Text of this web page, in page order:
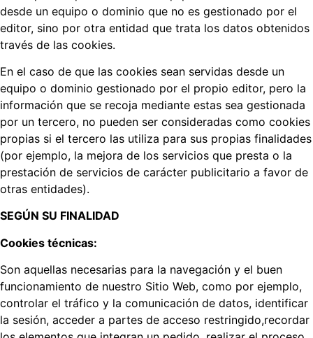
desde un equipo o dominio que no es gestionado por el
editor, sino por otra entidad que trata los datos obtenidos
través de las cookies.
En el caso de que las cookies sean servidas desde un
equipo o dominio gestionado por el propio editor, pero la
información que se recoja mediante estas sea gestionada
por un tercero, no pueden ser consideradas como cookies
propias si el tercero las utiliza para sus propias finalidades
(por ejemplo, la mejora de los servicios que presta o la
prestación de servicios de carácter publicitario a favor de
otras entidades).
SEGÚN SU FINALIDAD
Cookies técnicas:
Son aquellas necesarias para la navegación y el buen
funcionamiento de nuestro Sitio Web, como por ejemplo,
controlar el tráfico y la comunicación de datos, identificar
la sesión, acceder a partes de acceso restringido,recordar